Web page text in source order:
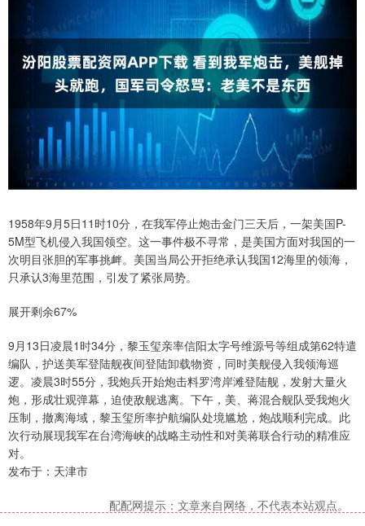
1958年9月5日11时10分，在我军停止炮击金门三天后，一架美国P-
5M型飞机侵入我国领空。这一事件极不寻常，是美国方面对我国的一
次明目张胆的军事挑衅。美国当局公开拒绝承认我国12海里的领海，
只承认3海里范围，引发了紧张局势。
展开剩余67%
9月13日凌晨1时34分，黎玉玺亲率信阳太字号维源号等组成第62特遣
编队，护送美军登陆舰夜间登陆卸载物资，同时美舰侵入我领海巡
逻。凌晨3时55分，我炮兵开始炮击料罗湾岸滩登陆舰，发射大量火
炮，形成壮观弹幕，迫使敌舰逃离。下午，美、蒋混合舰队受我炮火
压制，撤离海域，黎玉玺所率护航编队处境尴尬，炮战顺利完成。此
次行动展现我军在台湾海峡的战略主动性和对美蒋联合行动的精准应
对。
发布于：天津市
配配网提示：文章来自网络，不代表本站观点。